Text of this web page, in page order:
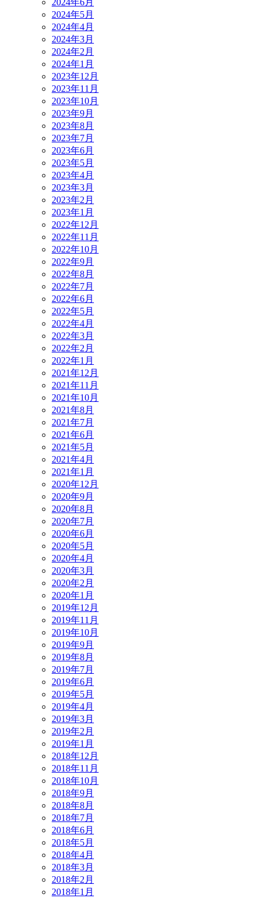
2024年5月
2024年4月
2024年3月
2024年2月
2024年1月
2023年12月
2023年11月
2023年10月
2023年9月
2023年8月
2023年7月
2023年6月
2023年5月
2023年4月
2023年3月
2023年2月
2023年1月
2022年12月
2022年11月
2022年10月
2022年9月
2022年8月
2022年7月
2022年6月
2022年5月
2022年4月
2022年3月
2022年2月
2022年1月
2021年12月
2021年11月
2021年10月
2021年8月
2021年7月
2021年6月
2021年5月
2021年4月
2021年1月
2020年12月
2020年9月
2020年8月
2020年7月
2020年6月
2020年5月
2020年4月
2020年3月
2020年2月
2020年1月
2019年12月
2019年11月
2019年10月
2019年9月
2019年8月
2019年7月
2019年6月
2019年5月
2019年4月
2019年3月
2019年2月
2019年1月
2018年12月
2018年11月
2018年10月
2018年9月
2018年8月
2018年7月
2018年6月
2018年5月
2018年4月
2018年3月
2018年2月
2018年1月